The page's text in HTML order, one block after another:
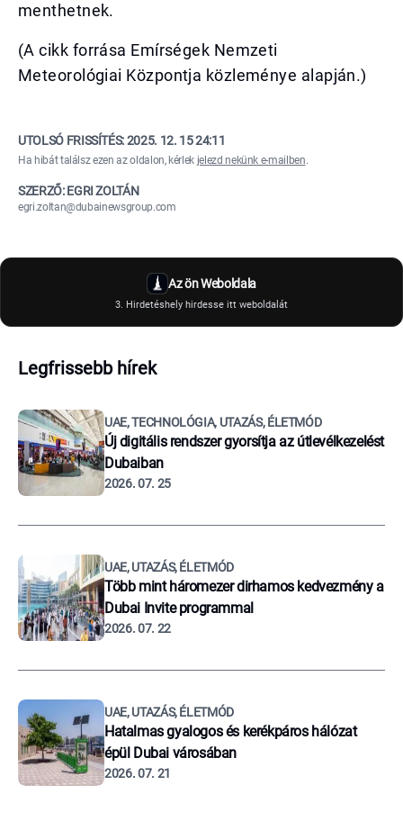
menthetnek.
(A cikk forrása Emírségek Nemzeti
Meteorológiai Központja közleménye alapján.)
UTOLSÓ FRISSÍTÉS:2025. 12. 15 24:11
Ha hibát találsz ezen az oldalon, kérlek jelezd nekünk e-mailben.
SZERZŐ: EGRI ZOLTÁN
egri.zoltan@dubainewsgroup.com
Az ön Weboldala
3. Hirdetéshely hirdesse itt weboldalát
Legfrissebb hírek
UAE, TECHNOLÓGIA, UTAZÁS, ÉLETMÓD
Új digitális rendszer gyorsítja az útlevélkezelést
Dubaiban
2026. 07. 25
UAE, UTAZÁS, ÉLETMÓD
Több mint háromezer dirhamos kedvezmény a
Dubai Invite programmal
2026. 07. 22
UAE, UTAZÁS, ÉLETMÓD
Hatalmas gyalogos és kerékpáros hálózat
épül Dubai városában
2026. 07. 21